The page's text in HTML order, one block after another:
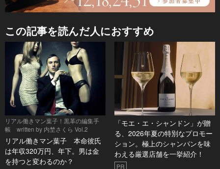
この記事を読んだ人におすすめ
リアル働きマン葉子！黒革の編集手
帳 written by 内埜さくら Vol.2
リアル働きマン葉子 本命彼氏
は年収320万円、年下。男は金
を持つと変わるのか？
「モエ・エ・シャンドン」が贈
る、2026年夏の特別なプロモー
ション。極上のシャンパンを味
わえる厳選店舗を一挙紹介！
PR